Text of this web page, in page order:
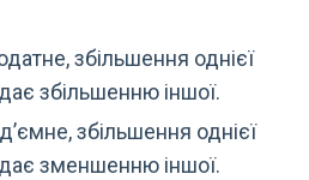
збільшення однієї
збільшенню іншої.
збільшення однієї
зменшенню іншої.